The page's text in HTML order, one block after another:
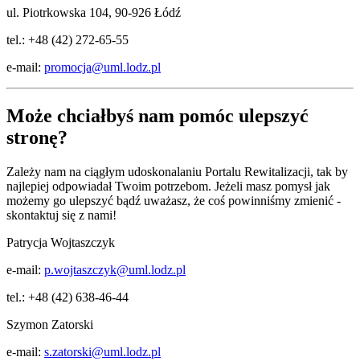
ul. Piotrkowska 104, 90-926 Łódź
tel.: +48 (42) 272-65-55
e-mail: promocja@uml.lodz.pl
Może chciałbyś nam pomóc ulepszyć
stronę?
Zależy nam na ciągłym udoskonalaniu Portalu Rewitalizacji, tak by
najlepiej odpowiadał Twoim potrzebom. Jeżeli masz pomysł jak
możemy go ulepszyć bądź uważasz, że coś powinniśmy zmienić -
skontaktuj się z nami!
Patrycja Wojtaszczyk
e-mail: p.wojtaszczyk@uml.lodz.pl
tel.: +48 (42) 638-46-44
Szymon Zatorski
e-mail: s.zatorski@uml.lodz.pl